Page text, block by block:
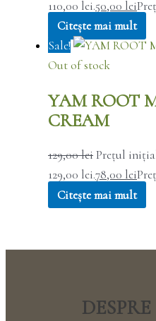
110,00 lei.50,00 lei
Citește mai mult
Sale!
Out of stock
YAM ROOT
CREAM
129,00leiPrețul
129,00 lei.78,00 lei
Citește mai mult